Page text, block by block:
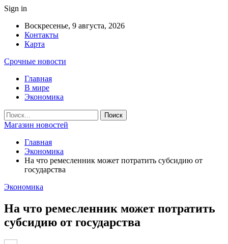
Sign in
Воскресенье, 9 августа, 2026
Контакты
Карта
Срочные новости
Главная
В мире
Экономика
Магазин новостей
Главная
Экономика
На что ремесленник может потратить субсидию от
государства
Экономика
На что ремесленник может потратить
субсидию от государства